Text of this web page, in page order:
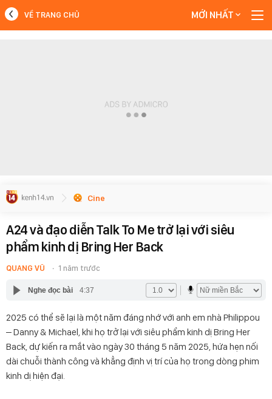
VỀ TRANG CHỦ MỚI NHẤT
Cine
A24 và đạo diễn Talk To Me trở lại với siêu
phẩm kinh dị Bring Her Back
QUANG VŨ 1 năm trước
Nghe đọc bài 4:37
2025 có thể sẽ lại là một năm đáng nhớ với anh em nhà Philippou
– Danny & Michael, khi họ trở lại với siêu phẩm kinh dị Bring Her
Back, dự kiến ra mắt vào ngày 30 tháng 5 năm 2025, hứa hẹn nối
dài chuỗi thành công và khẳng định vị trí của họ trong dòng phim
kinh dị hiện đại.